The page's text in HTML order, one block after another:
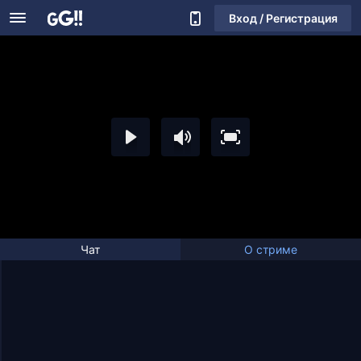
Вход / Регистрация
Чат О стриме